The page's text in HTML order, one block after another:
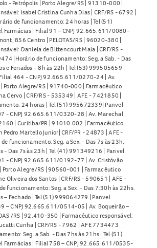
- Petrópolis | Porto Alegre/RS | 91310-000 |
Isabel Cristina Cunha Dias | CRF/RS - 6792 |
de funcionamento: 24 horas | Tel (51)
Farmácias | Filial 91 – CNPJ 92.665.611/0080-
856 Centro | PELOTAS/RS | 96020-380 |
Daniela de Bittencourt Maia | CRF/RS -
|Horário de funcionamento: Seg. a Sab. - Das
e Feriados – 8h às 22h | Tel (53) 999505659 |
464 - CNPJ 92.665.611/0270-24 | Av.
Porto Alegre/RS | 91740-000 | Farmacêutico
Cervo | CRF/RS - 535349 | AFE - 7421850 |
24 horas | Tel (51) 995672339| Panvel
- CNPJ 92.665.611/0320-28 | Av. Marechal
| Curitiba/PR | 91010.002 | Farmacêutico
Pedro Martello Junior| CRF/PR - 24873 | AFE -
funcionamento: Seg. a Sex. - Das 7s às 23h.
- Das 7s às 23h | Tel (41) 991349216 | Panvel
- CNPJ 92.665.611/0192-77 | Av. Cristóvão
Alegre/RS | 90560-001 | Farmacêutico
Oliveira dos Santos | CRF/RS - 590651 | AFE -
funcionamento: Seg. a Sex. - Das 7:30h às 22hs.
– Fechado | Tel (51) 999064279 | Panvel
– CNPJ 92.665.611/0514-05 | Av. Boqueirão –
/RS | 92.410-350 | Farmacêutico responsável:
Cunha | CRF/RS - 7962 | AFE 7734473
Seg. a Sab. - Das 7hs às 21hs | Tel (51)
Farmácias | Filial 758 – CNPJ 92.665.611/0535-